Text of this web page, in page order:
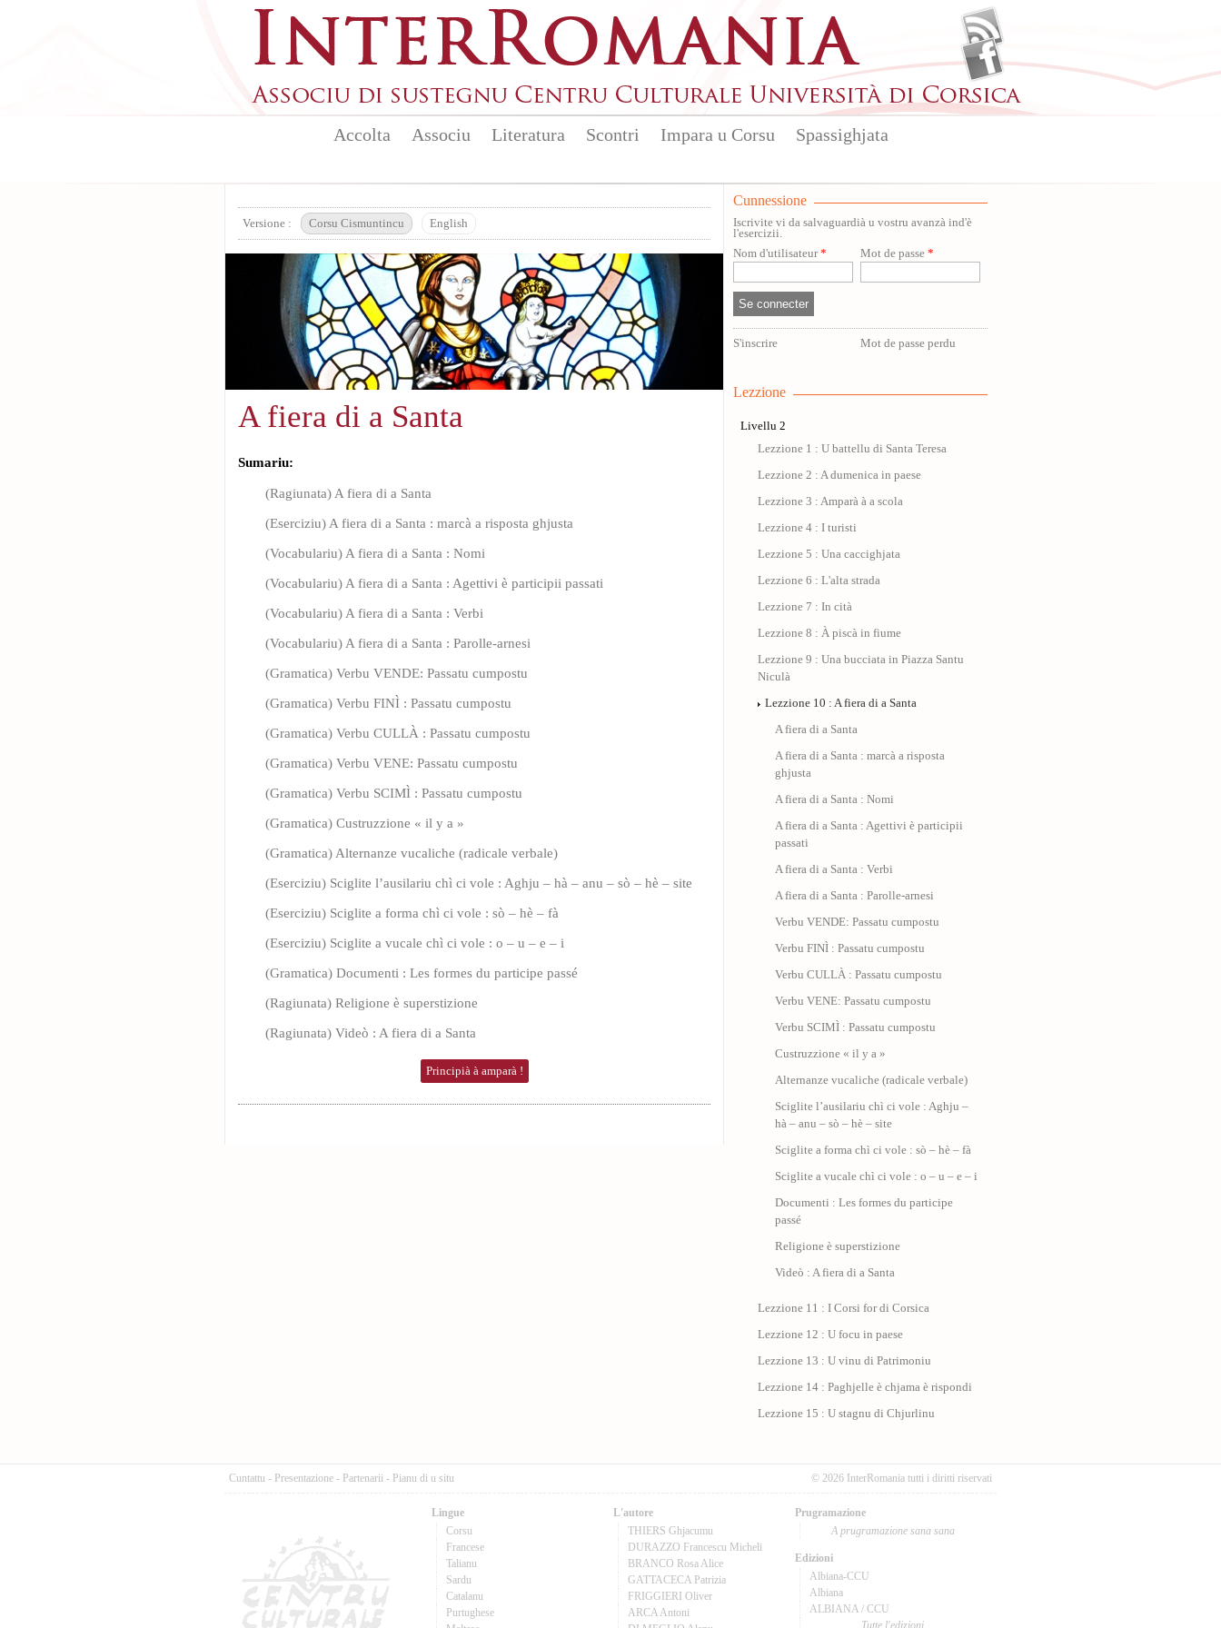
Accolta Associu Literatura Scontri Impara u Corsu Spassighjata
Versione : Corsu Cismuntincu English
A fiera di a Santa
Sumariu:
(Ragiunata) A fiera di a Santa
(Eserciziu) A fiera di a Santa : marcà a risposta ghjusta
(Vocabulariu) A fiera di a Santa : Nomi
(Vocabulariu) A fiera di a Santa : Agettivi è participii passati
(Vocabulariu) A fiera di a Santa : Verbi
(Vocabulariu) A fiera di a Santa : Parolle-arnesi
(Gramatica) Verbu VENDE: Passatu cumpostu
(Gramatica) Verbu FINÌ : Passatu cumpostu
(Gramatica) Verbu CULLÀ : Passatu cumpostu
(Gramatica) Verbu VENE: Passatu cumpostu
(Gramatica) Verbu SCIMÌ : Passatu cumpostu
(Gramatica) Custruzzione « il y a »
(Gramatica) Alternanze vucaliche (radicale verbale)
(Eserciziu) Sciglite l’ausilariu chì ci vole : Aghju – hà – anu – sò – hè – site
(Eserciziu) Sciglite a forma chì ci vole : sò – hè – fà
(Eserciziu) Sciglite a vucale chì ci vole : o – u – e – i
(Gramatica) Documenti : Les formes du participe passé
(Ragiunata) Religione è superstizione
(Ragiunata) Videò : A fiera di a Santa
Principià à amparà !
Cunnessione
Iscrivite vi da salvaguardià u vostru avanzà ind'è
l'esercizii.
Nom d'utilisateur* Mot de passe *
S'inscrire Mot de passe perdu
Lezzione
Livellu 2
Lezzione 1 : U battellu di Santa Teresa
Lezzione 2 : A dumenica in paese
Lezzione 3 : Amparà à a scola
Lezzione 4 : I turisti
Lezzione 5 : Una caccighjata
Lezzione 6 : L'alta strada
Lezzione 7 : In cità
Lezzione 8 : À piscà in fiume
Lezzione 9 : Una bucciata in Piazza Santu
Niculà
Lezzione 10 : A fiera di a Santa
A fiera di a Santa
A fiera di a Santa : marcà a risposta
ghjusta
A fiera di a Santa : Nomi
A fiera di a Santa : Agettivi è participii
passati
A fiera di a Santa : Verbi
A fiera di a Santa : Parolle-arnesi
Verbu VENDE: Passatu cumpostu
Verbu FINÌ : Passatu cumpostu
Verbu CULLÀ : Passatu cumpostu
Verbu VENE: Passatu cumpostu
Verbu SCIMÌ : Passatu cumpostu
Custruzzione « il y a »
Alternanze vucaliche (radicale verbale)
Sciglite l’ausilariu chì ci vole : Aghju –
hà – anu – sò – hè – site
Sciglite a forma chì ci vole : sò – hè – fà
Sciglite a vucale chì ci vole : o – u – e – i
Documenti : Les formes du participe
passé
Religione è superstizione
Videò : A fiera di a Santa
Lezzione 11 : I Corsi for di Corsica
Lezzione 12 : U focu in paese
Lezzione 13 : U vinu di Patrimoniu
Lezzione 14 : Paghjelle è chjama è rispondi
Lezzione 15 : U stagnu di Chjurlinu
Cuntattu - Presentazione - Partenarii - Pianu di u situ © 2026 InterRomania tutti i diritti riservati
Lingue
Corsu
Francese
Talianu
Sardu
Catalanu
Purtughese
L'autore
THIERS Ghjacumu
DURAZZO Francescu Micheli
BRANCO Rosa Alice
GATTACECA Patrizia
FRIGGIERI Oliver
ARCA Antoni
Prugramazione
A prugramazione sana sana
Edizioni
Albiana-CCU
Albiana
ALBIANA / CCU
Tutte l'edizioni